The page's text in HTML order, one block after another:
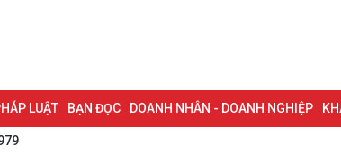
LUẬT BẠN ĐỌC DOANH NHÂN - DOANH NGHIỆP
QUYẾT 57